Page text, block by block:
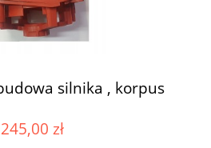
silnika , korpus
245,00 zł